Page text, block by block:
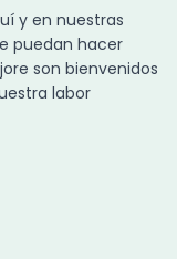
y en nuestras
puedan hacer
son bienvenidos
labor